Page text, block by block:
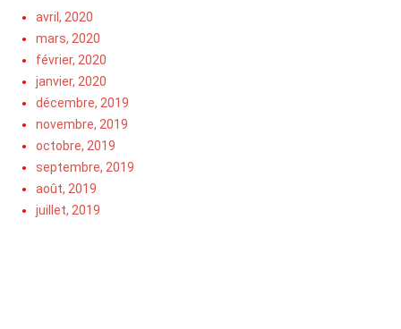
avril, 2020
mars, 2020
février, 2020
janvier, 2020
décembre, 2019
novembre, 2019
octobre, 2019
septembre, 2019
août, 2019
juillet, 2019